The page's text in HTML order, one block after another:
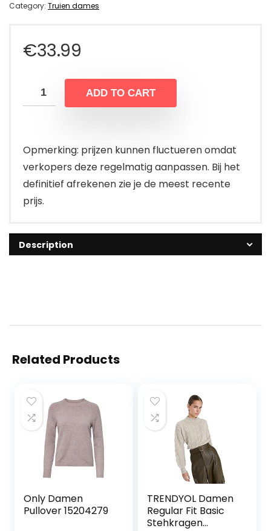
Category: Truien dames
€33.99
ADD TO CART
Opmerking: prijzen kunnen fluctueren omdat
verkopers deze regelmatig aanpassen. Bij het
definitief afrekenen zie je de meest recente
prijs.
Description
Related Products
Only Damen
Pullover 15204279
TRENDYOL Damen
Regular Fit Basic
Stehkragen